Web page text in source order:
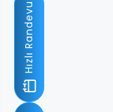
Hızlı Randevu